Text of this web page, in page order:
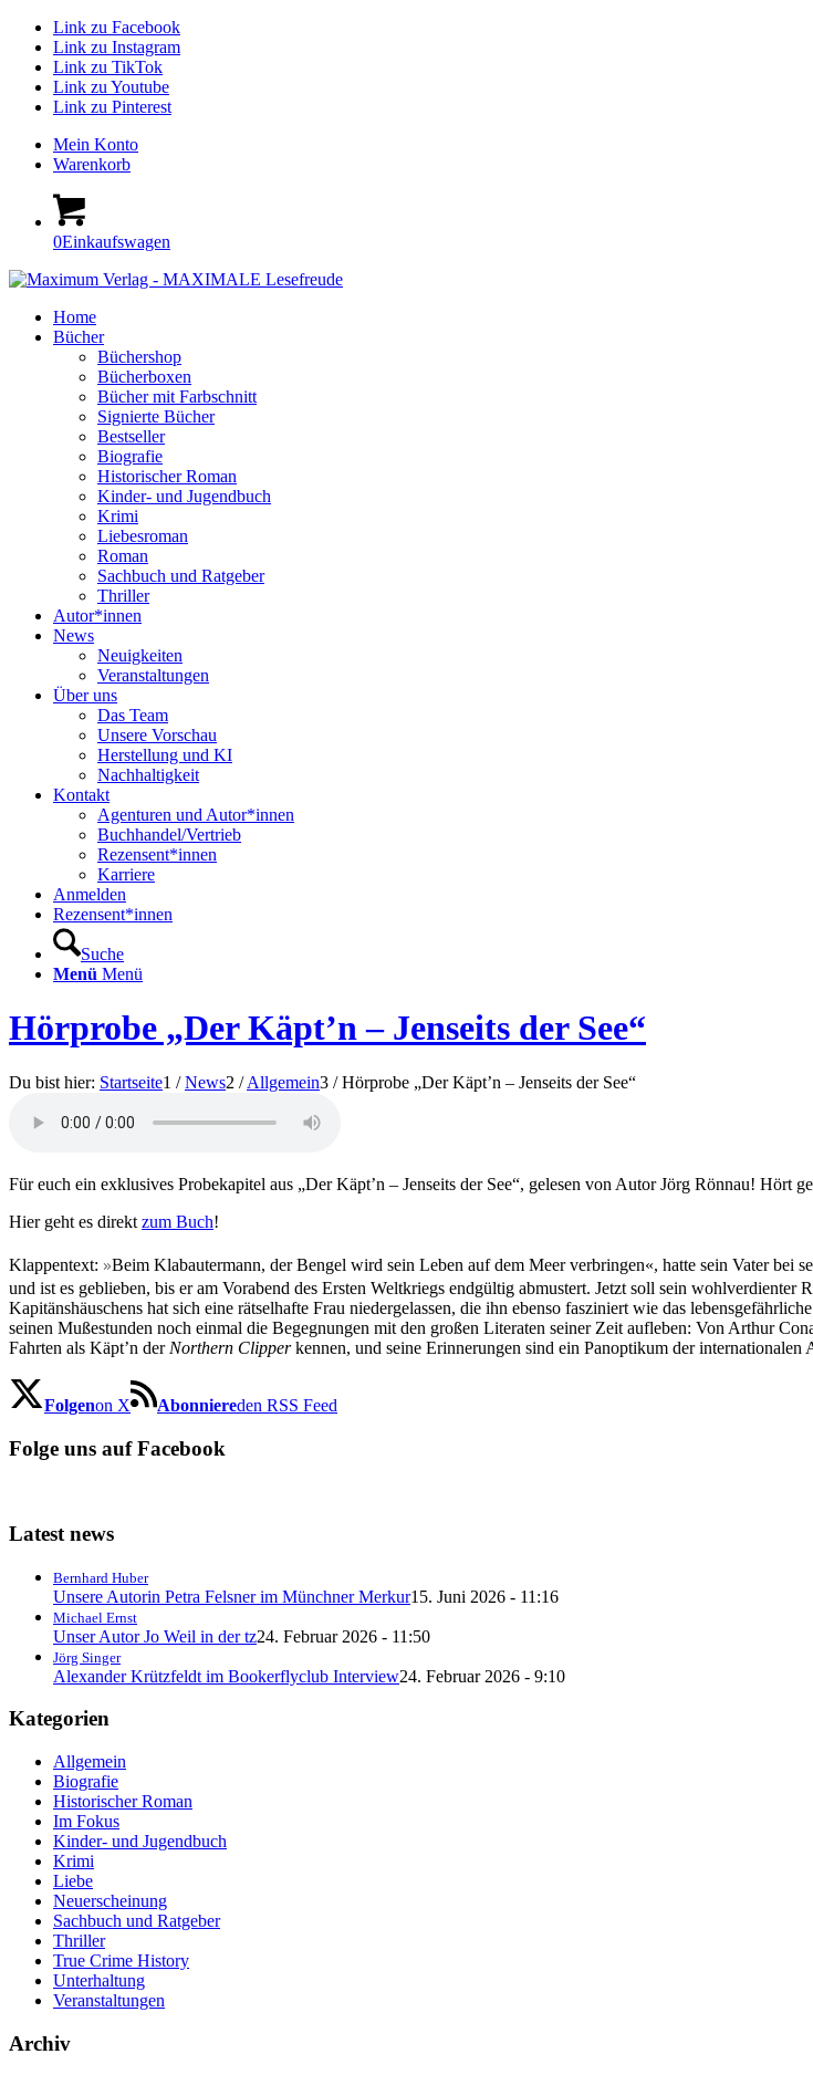
Link zu Facebook
Link zu Instagram
Link zu TikTok
Link zu Youtube
Link zu Pinterest
Mein Konto
Warenkorb
0Einkaufswagen
Home
Bücher
Büchershop
Bücherboxen
Bücher mit Farbschnitt
Signierte Bücher
Bestseller
Biografie
Historischer Roman
Kinder- und Jugendbuch
Krimi
Liebesroman
Roman
Sachbuch und Ratgeber
Thriller
Autor*innen
News
Neuigkeiten
Veranstaltungen
Über uns
Das Team
Unsere Vorschau
Herstellung und KI
Nachhaltigkeit
Kontakt
Agenturen und Autor*innen
Buchhandel/Vertrieb
Rezensent*innen
Karriere
Anmelden
Rezensent*innen
Suche
Menü Menü
Hörprobe „Der Käpt’n – Jenseits der See“
Du bist hier: Startseite1 / News2 / Allgemein3 / Hörprobe „Der Käpt’n – Jenseits der See“
Für euch ein exklusives Probekapitel aus „Der Käpt’n – Jenseits der See“, gelesen von Autor Jörg Rönnau! Hört
Hier geht es direkt zum Buch!
Klappentext: »Beim Klabautermann, der Bengel wird sein Leben auf dem Meer verbringen«, hatte sein Vater bei
und ist es geblieben, bis er am Vorabend des Ersten Weltkriegs endgültig abmustert. Jetzt soll sein
Kapitänshäuschens hat sich eine rätselhafte Frau niedergelassen, die ihn ebenso fasziniert wie das
seinen Mußestunden noch einmal die Begegnungen mit den großen Literaten seiner Zeit aufleben: Von Arthur
Fahrten als Käpt’n der Northern Clipperkennen, und seine Erinnerungen sind ein Panoptikum der
Folgenon X Abonniereden RSS Feed
Folge uns auf Facebook
Latest news
Bernhard Huber
Unsere Autorin Petra Felsner im Münchner Merkur15. Juni 2026 - 11:16
Michael Ernst
Unser Autor Jo Weil in der tz24. Februar 2026 - 11:50
Jörg Singer
Alexander Krützfeldt im Bookerflyclub Interview24. Februar 2026 - 9:10
Kategorien
Allgemein
Biografie
Historischer Roman
Im Fokus
Kinder- und Jugendbuch
Krimi
Liebe
Neuerscheinung
Sachbuch und Ratgeber
Thriller
True Crime History
Unterhaltung
Veranstaltungen
Archiv